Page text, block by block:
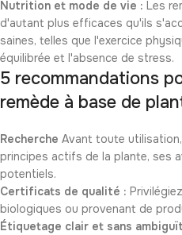
Nutrition et mode de vie : Les
d'autant plus efficaces qu'ils
saines, telles que l'exercice
équilibrée et l'absence de stress.
5 recommandations
remède à base de
Recherche Avant toute
principes actifs de la plante, ses
potentiels.
Certificats de qualité :
biologiques ou provenant de
Étiquetage clair et sans